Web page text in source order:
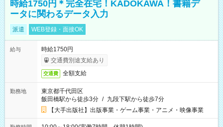
時給1750円＊完全在宅！KADOKAWA！書籍デ
ータに関わるデータ入力
派遣 WEB登録・面接OK
給与
時給1750円
交通費別途支給あり
交通費 全額支給
勤務地
東京都千代田区
飯田橋駅から徒歩3分 / 九段下駅から徒歩7分
【大手出版社】出版事業・ゲーム事業・アニメ・映像事業